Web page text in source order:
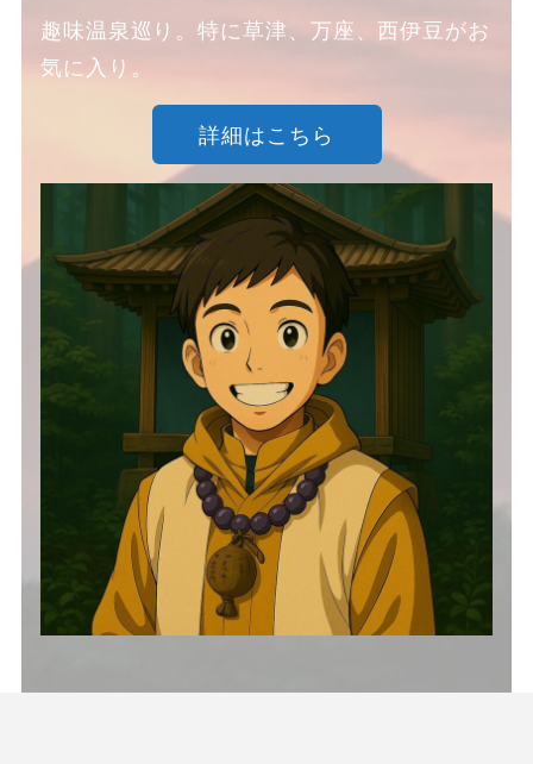
趣味温泉巡り。特に草津、万座、西伊豆がお
気に入り。
詳細はこちら